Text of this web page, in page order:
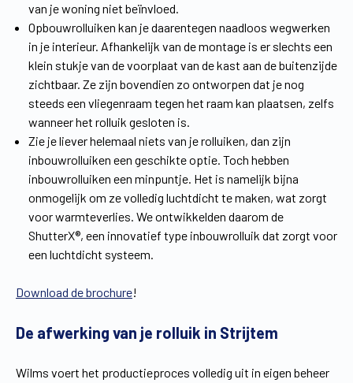
van je woning niet beïnvloed.
Opbouwrolluiken kan je daarentegen naadloos wegwerken
in je interieur. Afhankelijk van de montage is er slechts een
klein stukje van de voorplaat van de kast aan de buitenzijde
zichtbaar. Ze zijn bovendien zo ontworpen dat je nog
steeds een vliegenraam tegen het raam kan plaatsen, zelfs
wanneer het rolluik gesloten is.
Zie je liever helemaal niets van je rolluiken, dan zijn
inbouwrolluiken een geschikte optie. Toch hebben
inbouwrolluiken een minpuntje. Het is namelijk bijna
onmogelijk om ze volledig luchtdicht te maken, wat zorgt
voor warmteverlies. We ontwikkelden daarom de
ShutterX®, een innovatief type inbouwrolluik dat zorgt voor
een luchtdicht systeem.
Download de brochure!
De afwerking van je rolluik in Strijtem
Wilms voert het productieproces volledig uit in eigen beheer